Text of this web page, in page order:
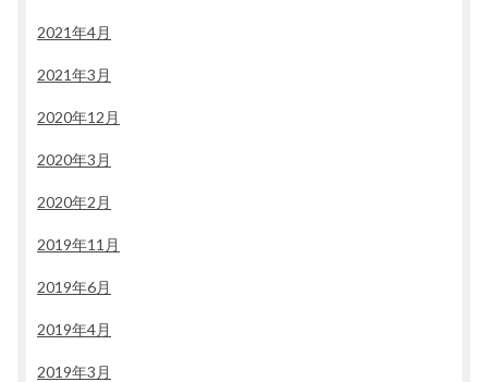
2021年4月
2021年3月
2020年12月
2020年3月
2020年2月
2019年11月
2019年6月
2019年4月
2019年3月